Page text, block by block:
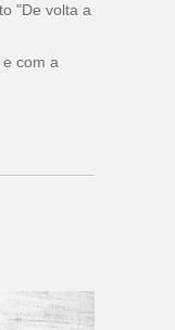
"De volta a
com a